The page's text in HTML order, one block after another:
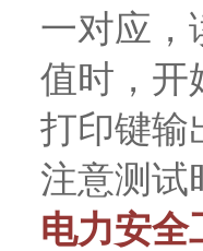
一对应，
值时，开
打印键输
注意测试
电力安全